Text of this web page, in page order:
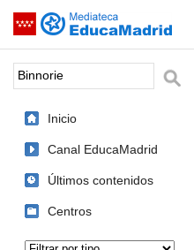
Saltar navegación
Palabra o frase:
Inicio
Canal EducaMadrid
Últimos contenidos
Centros